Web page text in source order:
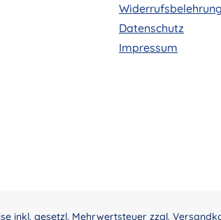
Widerrufsbelehrung
Datenschutz
Impressum
inkl. gesetzl. Mehrwertsteuer zzgl.